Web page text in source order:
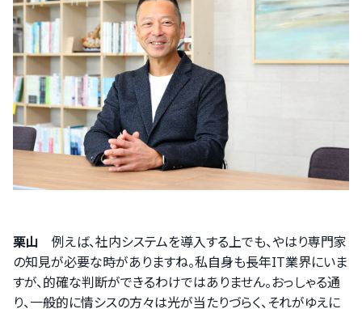
栗山 例えば、社内システムを導入する上でも、やはり専門家
の知見が必要な時がありますね。私自身も長年IT業界にいま
すが、的確な判断ができるわけではありません。おっしゃる通
り、一般的に情シスの方々は光が当たりづらく、それがゆえに